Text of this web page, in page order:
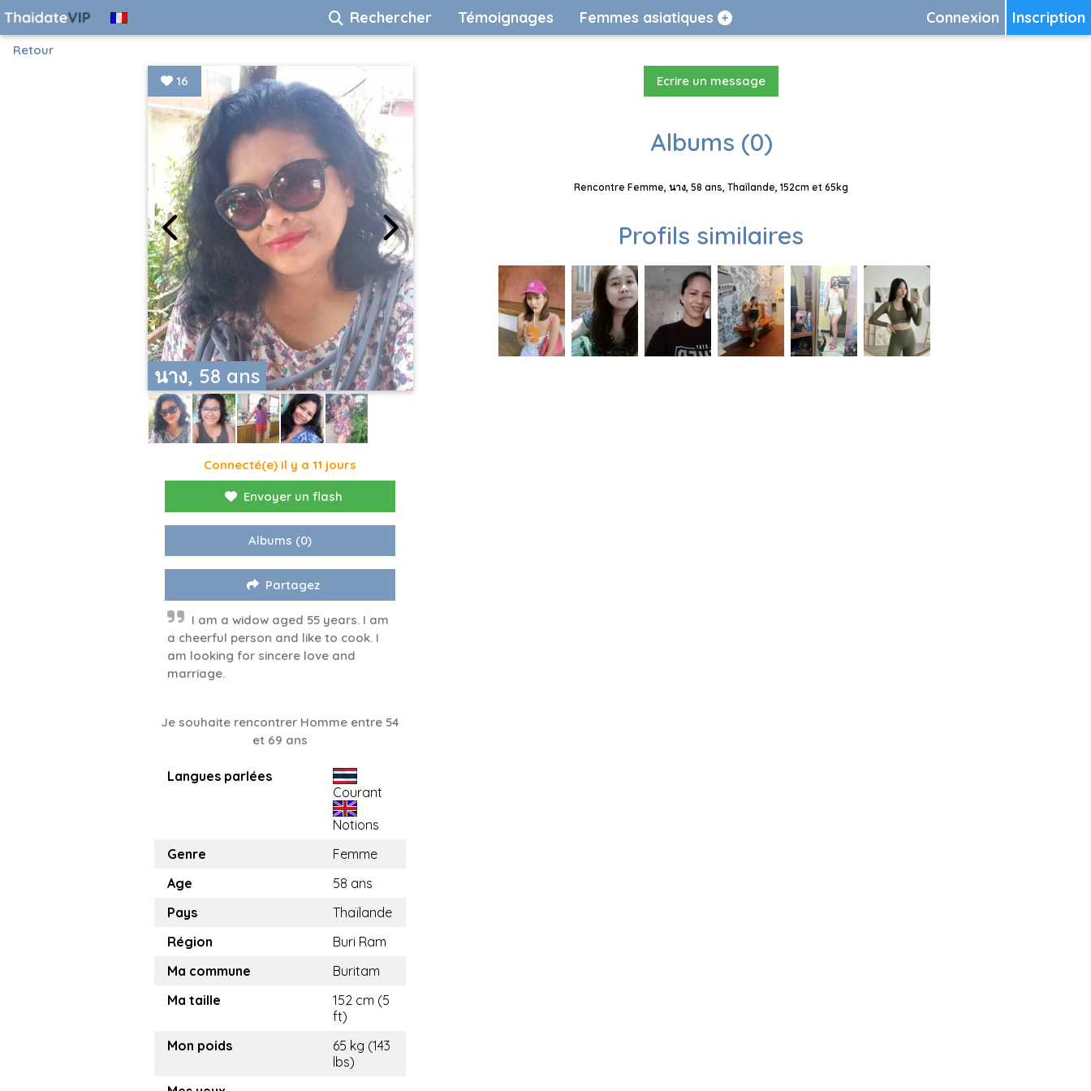
Inscription
Connexion
Rechercher Témoignages Femmes asiatiques
Retour
นาง, 58 ans
16
Connecté(e) il y a 11 jours
Envoyer un flash
Albums (0)
Partagez
I am a widow aged 55 years. I am
a cheerful person and like to cook. I
am looking for sincere love and
marriage.
Je souhaite rencontrer Homme entre 54
et 69 ans
Langues parlées
Courant
Notions
Genre
Femme
Age
58 ans
Pays
Thaïlande
Région
Buri Ram
Ma commune
Buritam
Ma taille
152 cm (5
ft)
Mon poids
65 kg (143
lbs)
Ecrire un message
Albums (0)
Rencontre Femme, นาง, 58 ans, Thaïlande, 152cm et 65kg
Profils similaires